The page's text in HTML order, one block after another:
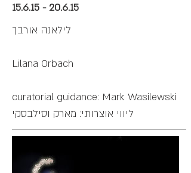
15.6.15 - 20.6.15
לילאנה אורבך
Lilana Orbach
curatorial guidance: Mark Wasilewski
ליווי אוצרותי: מארק וסילבסקי